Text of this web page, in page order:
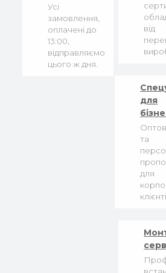
Усі
замовлення,
оплачені до
13:00,
відправляємо
цього ж дня.
від
для
та
для